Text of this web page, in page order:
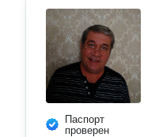
Паспорт
проверен